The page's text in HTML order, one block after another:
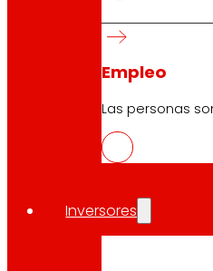
Empleo
Las personas
Inversores